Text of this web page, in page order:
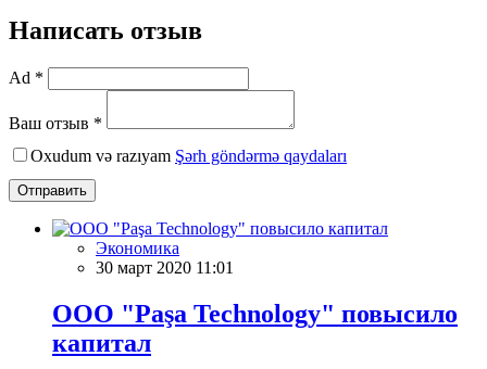
Написать отзыв
Ad *
Ваш отзыв *
Oxudum və razıyam Şərh göndərmə qaydaları
Отправить
Экономика
30 март 2020 11:01
ООО "Paşa Technology" повысило
капитал